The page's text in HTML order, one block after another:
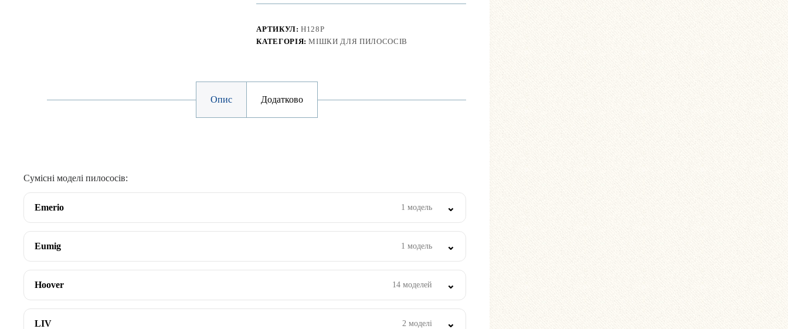
АРТИКУЛ:H128P
КАТЕГОРІЯ:МІШКИ ДЛЯ ПИЛОСОСІВ
Опис Додатково
Сумісні моделі пилососів:
Emerio 1 модель
Eumig 1 модель
Hoover 14 моделей
LIV 2 моделі